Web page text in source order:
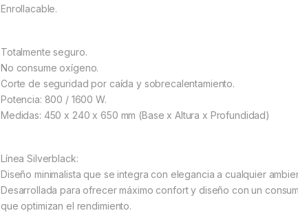
Enrollacable.
Totalmente seguro.
No consume oxígeno.
Corte de seguridad por caída y sobrecalentamiento.
Potencia: 800 / 1600 W.
Medidas: 450 x 240 x 650 mm (Base x Altura x Profundidad)
Línea Silverblack:
Diseño minimalista que se integra con elegancia a cualquier
Desarrollada para ofrecer máximo confort y diseño con un
que optimizan el rendimiento.